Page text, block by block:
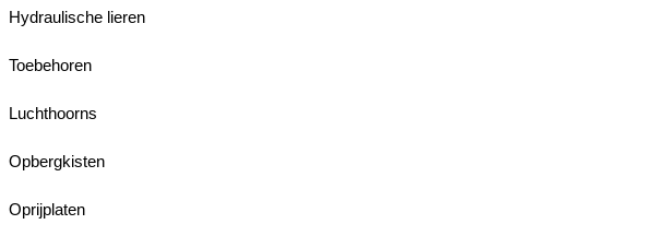
Hydraulische lieren
Toebehoren
Luchthoorns
Opbergkisten
Oprijplaten